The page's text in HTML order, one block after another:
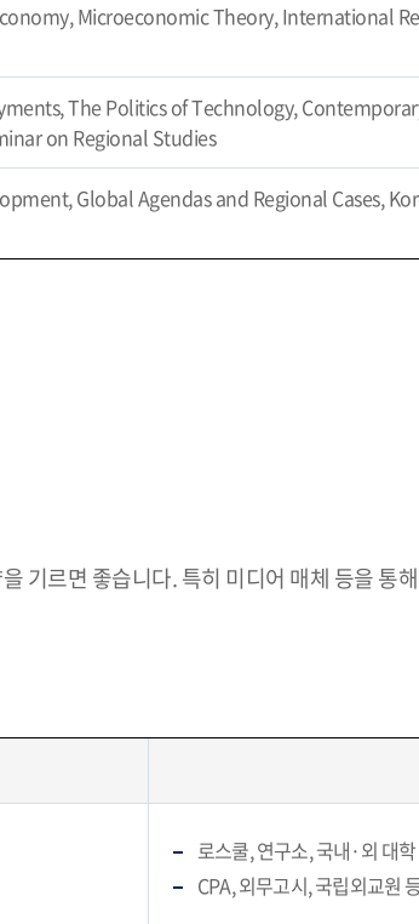
Microeconomic Theory, International
The Politics of Technology,
on Regional Studies
Global Agendas and Regional Cases,
기르면 좋습니다. 특히 미디어 매체 등을
로스쿨, 연구소, 국내·외 대
CPA, 외무고시, 국립외교원